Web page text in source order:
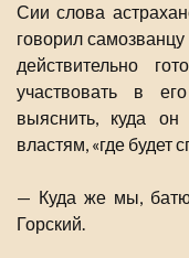
Сии слова
говорил
действительно
участвовать в
выяснить, куда
властям, «где будет
— Куда же мы,
Горский.